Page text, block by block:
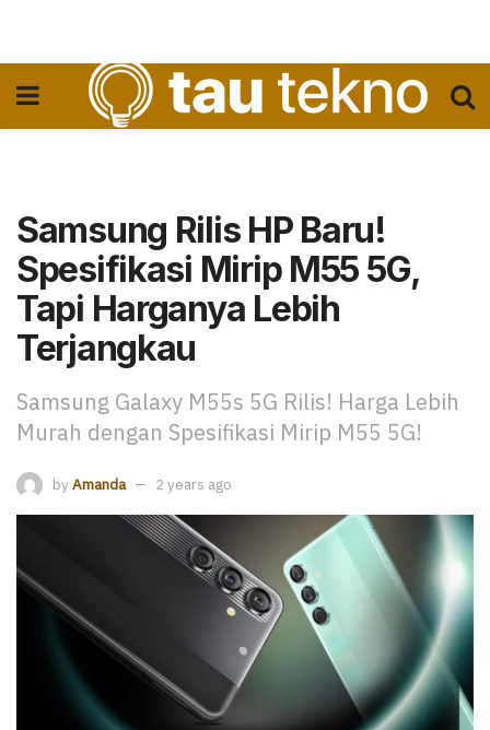
Samsung Rilis HP Baru!
Spesifikasi Mirip M55 5G,
Tapi Harganya Lebih
Terjangkau
Samsung Galaxy M55s 5G Rilis! Harga Lebih
Murah dengan Spesifikasi Mirip M55 5G!
by Amanda 2 years ago